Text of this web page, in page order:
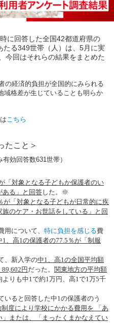
に回答した全国42都道府県の
たる349世帯（人）は、 5月に実
今回はそれらの結果をまとめた
の経済的負担が全国的にみられる
域格差が生じていることも明らか
はこちら
たこと＞
有効回答数631世帯）
「対象となる子どもか保護者のい
ある」と回答した。※
が「対象となる子どもが日常的に疾
のケア・お世話をしている」と回
用について、 特に負担を感じる費
1、高1の保護者の77.5 ％が「制服
、新入学の中1、高1の全国平均額
89,602 円 だった。 関東地方の平均額
よりも中1で約1万円、高1で1万5千
いると回答した中1の保護者のう
制度により学校にかかる費用を
「あ
」または、「まったくまかなえてい